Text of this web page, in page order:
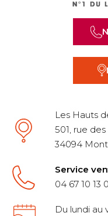
Les Hauts
501, rue
34094
Service
04 67 10 13
Du lundi au